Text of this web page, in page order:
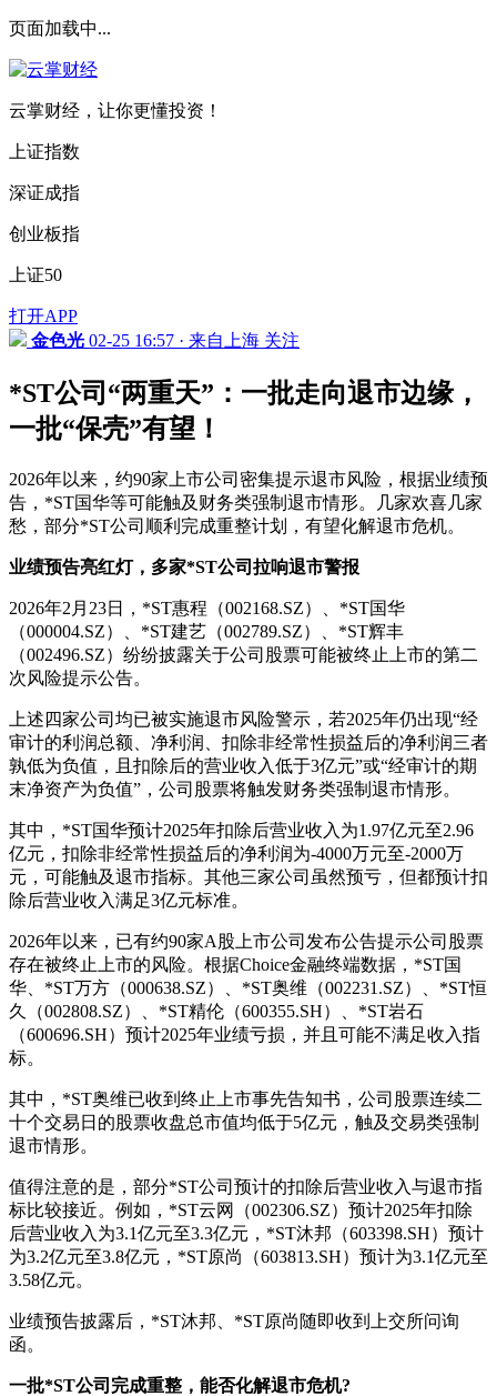
页面加载中...
云掌财经，让你更懂投资！
上证指数
深证成指
创业板指
上证50
打开APP
金色光 02-25 16:57 · 来自上海 关注
*ST公司“两重天”：一批走向退市边缘，
一批“保壳”有望！
2026年以来，约90家上市公司密集提示退市风险，根据业绩预
告，*ST国华等可能触及财务类强制退市情形。几家欢喜几家
愁，部分*ST公司顺利完成重整计划，有望化解退市危机。
业绩预告亮红灯，多家*ST公司拉响退市警报
2026年2月23日，*ST惠程（002168.SZ）、*ST国华
（000004.SZ）、*ST建艺（002789.SZ）、*ST辉丰
（002496.SZ）纷纷披露关于公司股票可能被终止上市的第二
次风险提示公告。
上述四家公司均已被实施退市风险警示，若2025年仍出现“经
审计的利润总额、净利润、扣除非经常性损益后的净利润三者
孰低为负值，且扣除后的营业收入低于3亿元”或“经审计的期
末净资产为负值”，公司股票将触发财务类强制退市情形。
其中，*ST国华预计2025年扣除后营业收入为1.97亿元至2.96
亿元，扣除非经常性损益后的净利润为-4000万元至-2000万
元，可能触及退市指标。其他三家公司虽然预亏，但都预计扣
除后营业收入满足3亿元标准。
2026年以来，已有约90家A股上市公司发布公告提示公司股票
存在被终止上市的风险。根据Choice金融终端数据，*ST国
华、*ST万方（000638.SZ）、*ST奥维（002231.SZ）、*ST恒
久（002808.SZ）、*ST精伦（600355.SH）、*ST岩石
（600696.SH）预计2025年业绩亏损，并且可能不满足收入指
标。
其中，*ST奥维已收到终止上市事先告知书，公司股票连续二
十个交易日的股票收盘总市值均低于5亿元，触及交易类强制
退市情形。
值得注意的是，部分*ST公司预计的扣除后营业收入与退市指
标比较接近。例如，*ST云网（002306.SZ）预计2025年扣除
后营业收入为3.1亿元至3.3亿元，*ST沐邦（603398.SH）预计
为3.2亿元至3.8亿元，*ST原尚（603813.SH）预计为3.1亿元至
3.58亿元。
业绩预告披露后，*ST沐邦、*ST原尚随即收到上交所问询
函。
一批*ST公司完成重整，能否化解退市危机?